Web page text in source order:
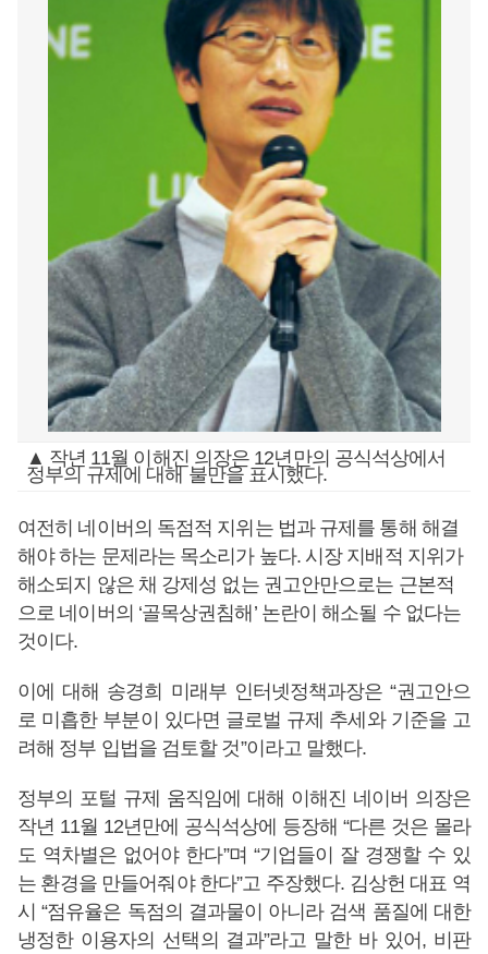
▲ 작년 11월 이해진 의장은 12년만의 공식석상에서
정부의 규제에 대해 불만을 표시했다.
여전히 네이버의 독점적 지위는 법과 규제를 통해 해결
해야 하는 문제라는 목소리가 높다. 시장 지배적 지위가
해소되지 않은 채 강제성 없는 권고안만으로는 근본적
으로 네이버의 ‘골목상권침해’ 논란이 해소될 수 없다는
것이다.
이에 대해 송경희 미래부 인터넷정책과장은 “권고안으
로 미흡한 부분이 있다면 글로벌 규제 추세와 기준을 고
려해 정부 입법을 검토할 것”이라고 말했다.
정부의 포털 규제 움직임에 대해 이해진 네이버 의장은
작년 11월 12년만에 공식석상에 등장해 “다른 것은 몰라
도 역차별은 없어야 한다”며 “기업들이 잘 경쟁할 수 있
는 환경을 만들어줘야 한다”고 주장했다. 김상헌 대표 역
시 “점유율은 독점의 결과물이 아니라 검색 품질에 대한
냉정한 이용자의 선택의 결과”라고 말한 바 있어, 비판